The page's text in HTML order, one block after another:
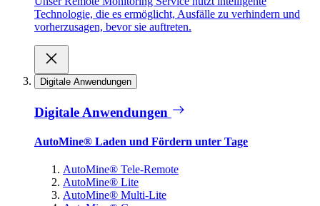
Technologie, die es ermöglicht, Ausfälle zu verhindern und
vorherzusagen, bevor sie auftreten.
Digitale Anwendungen
Digitale Anwendungen
AutoMine® Laden und Fördern unter Tage
AutoMine® Tele-Remote
AutoMine® Lite
AutoMine® Multi-Lite